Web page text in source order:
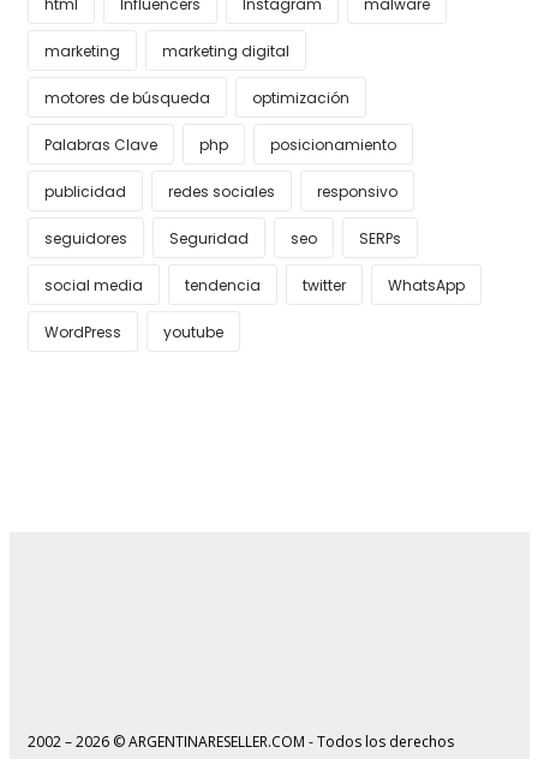
html Influencers Instagram malware
marketing marketing digital
motores de búsqueda optimización
Palabras Clave php posicionamiento
publicidad redes sociales responsivo
seguidores Seguridad seo SERPs
social media tendencia twitter WhatsApp
WordPress youtube
2002 – 2026 © ARGENTINARESELLER.COM - Todos los derechos